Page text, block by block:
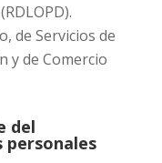
de Servicios de
y de Comercio
del